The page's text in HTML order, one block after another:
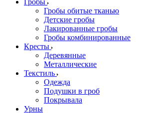
Гробы обитые тканью
Детские гробы
Лакированные гробы
Гробы комбинированные
Кресты
Деревянные
Металлические
Текстиль
Одежда
Подушки в гроб
Покрывала
Урны